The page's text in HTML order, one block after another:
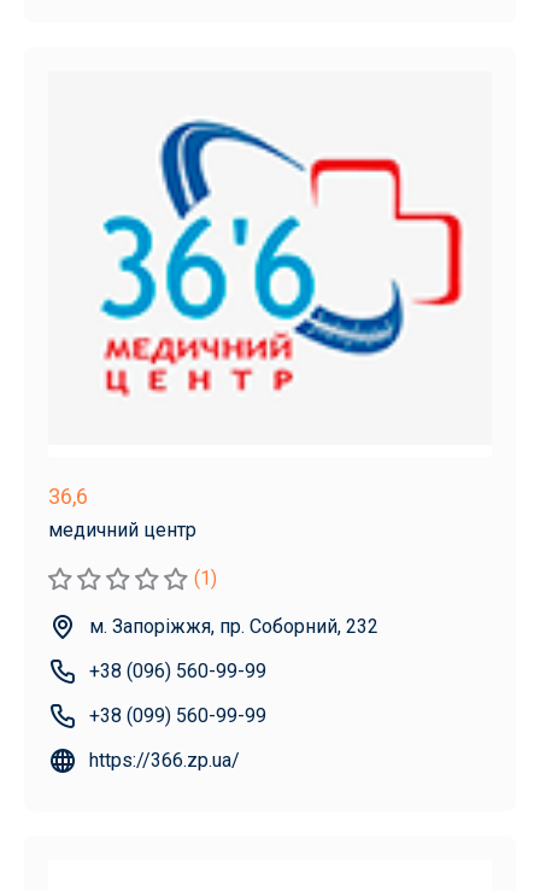
36,6
медичний центр
(1)
м. Запоріжжя, пр. Соборний, 232
+38 (096) 560-99-99
+38 (099) 560-99-99
https://366.zp.ua/